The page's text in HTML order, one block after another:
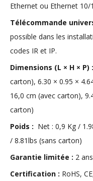
Ethernet ou Ethernet 10/
Télécommande
possible dans les
codes IR et IP.
Dimensions (L × H × P) :
carton), 6.30 × 0.95 ×
16,0 cm (avec carton),
carton)
Poids : Net : 0,9 Kg /
/ 8.81lbs (sans carton)
Garantie limitée : 2 ans
Certification : RoHS,